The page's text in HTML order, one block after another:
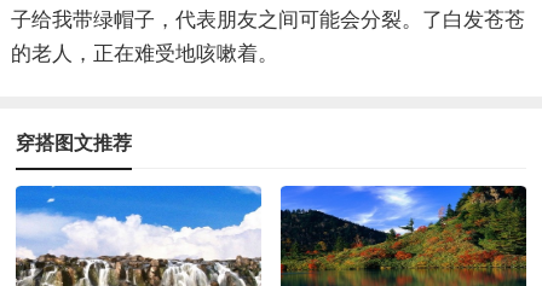
子给我带绿帽子，代表朋友之间可能会分裂。了白发苍苍
的老人，正在难受地咳嗽着。
穿搭图文推荐